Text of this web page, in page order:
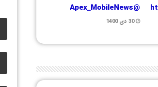
@Apex_MobileNews
30 دی 1400